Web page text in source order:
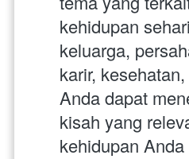
kehidupan
keluarga,
karir,
Anda dapat
kisah yang
kehidupan